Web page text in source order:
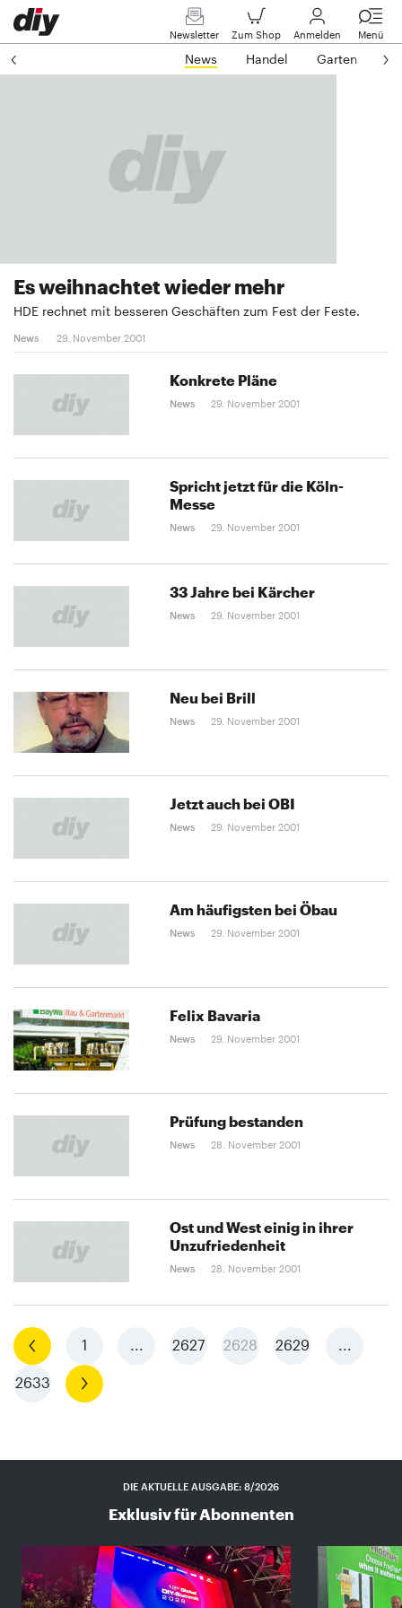
Newsletter Zum Shop Anmelden Menü
News Handel Garten
Es weihnachtet wieder mehr
HDE rechnet mit besseren Geschäften zum Fest der Feste.
News 29. November 2001
Konkrete Pläne
News 29. November 2001
Spricht jetzt für die Köln-
Messe
News 29. November 2001
33 Jahre bei Kärcher
News 29. November 2001
Neu bei Brill
News 29. November 2001
Jetzt auch bei OBI
News 29. November 2001
Am häufigsten bei Öbau
News 29. November 2001
Felix Bavaria
News 29. November 2001
Prüfung bestanden
News 28. November 2001
Ost und West einig in ihrer
Unzufriedenheit
News 28. November 2001
Vorherige 1 2627 2628 2629
2633 Nächste
DIE AKTUELLE AUSGABE: 8/2026
Exklusiv für Abonnenten